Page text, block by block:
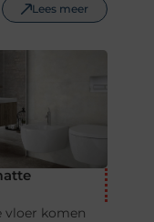
Lees meer
vloer komen